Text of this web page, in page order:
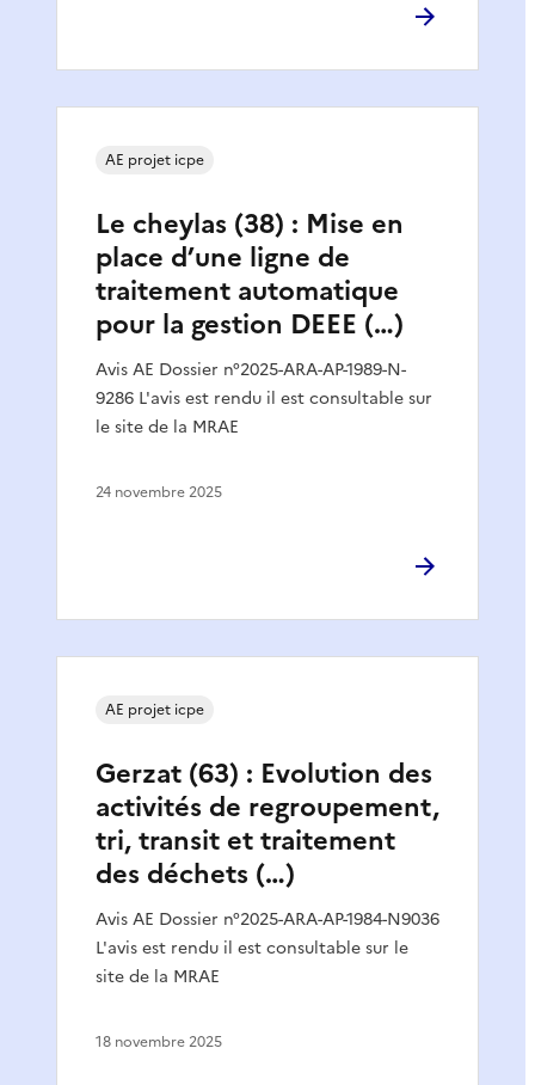
Le cheylas (38) : Mise en
place d’une ligne de
traitement automatique
pour la gestion DEEE (…)
Avis AE Dossier n°2025-ARA-AP-1989-N-
9286 L'avis est rendu il est consultable sur
le site de la MRAE
AE projet icpe
24 novembre 2025
Gerzat (63) : Evolution des
activités de regroupement,
tri, transit et traitement
des déchets (…)
Avis AE Dossier n°2025-ARA-AP-1984-N9036
L'avis est rendu il est consultable sur le
site de la MRAE
AE projet icpe
18 novembre 2025